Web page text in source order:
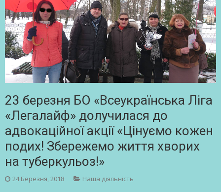
23 березня БО «Всеукраїнська Ліга
«Легалайф» долучилася до
адвокаційної акції «Цінуємо кожен
подих! Збережемо життя хворих
на туберкульоз!»
24 Березня, 2018 Наша діяльність